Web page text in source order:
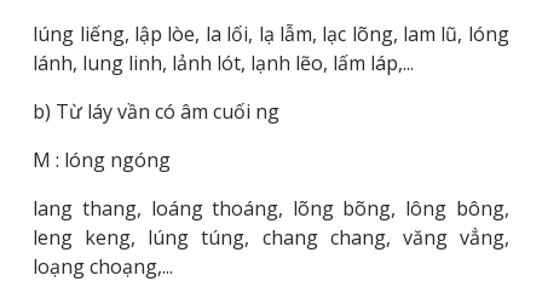
lúng liếng, lập lòe, la lối, lạ lẫm, lạc lõng, lam lũ, lóng
lánh, lung linh, lảnh lót, lạnh lẽo, lấm láp,...
b) Từ láy vần có âm cuối ng
M : lóng ngóng
lang thang, loáng thoáng, lõng bõng, lông bông,
leng keng, lúng túng, chang chang, văng vẳng,
loạng choạng,...